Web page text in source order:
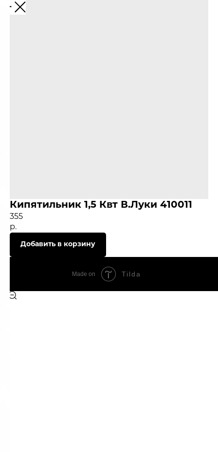
Кипятильник 1,5 Квт В.Луки 410011
355
р.
Добавить в корзину
Made on Tilda